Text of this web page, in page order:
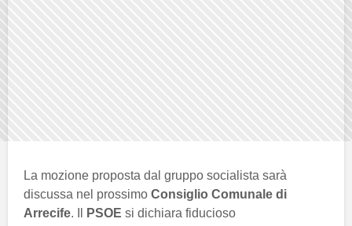
La mozione proposta dal gruppo socialista sarà
discussa nel prossimo Consiglio Comunale di
Arrecife. Il PSOE si dichiara fiducioso